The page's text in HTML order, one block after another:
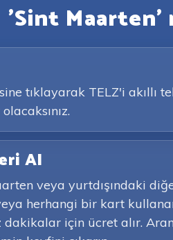
'Sint Maarten'
tıklayarak TELZ'i akıllı
Al
veya yurtdışındaki
herhangi bir kart
dakikalar için ücret alır.